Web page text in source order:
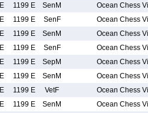
1199 E SenM
Ocean Chess
1199 E SenF
Ocean Chess
1199 E SenM
Ocean Chess
1199 E SenF
Ocean Chess
1199 E SepM
Ocean Chess
1199 E SenM
Ocean Chess
1199 E VetF
Ocean Chess
1199 E SenM
Ocean Chess